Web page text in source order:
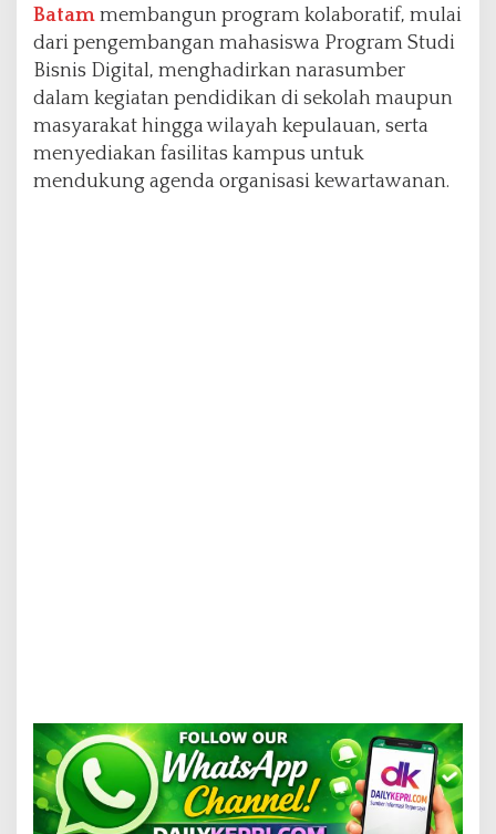
Batam membangun program kolaboratif, mulai
dari pengembangan mahasiswa Program Studi
Bisnis Digital, menghadirkan narasumber
dalam kegiatan pendidikan di sekolah maupun
masyarakat hingga wilayah kepulauan, serta
menyediakan fasilitas kampus untuk
mendukung agenda organisasi kewartawanan.